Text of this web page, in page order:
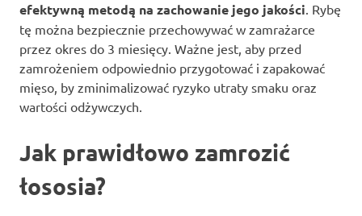
efektywną metodą na zachowanie jego jakości. Rybę
tę można bezpiecznie przechowywać w zamrażarce
przez okres do 3 miesięcy. Ważne jest, aby przed
zamrożeniem odpowiednio przygotować i zapakować
mięso, by zminimalizować ryzyko utraty smaku oraz
wartości odżywczych.
Jak prawidłowo zamrozić
łososia?